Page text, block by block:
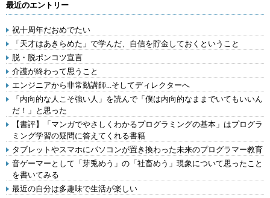
最近のエントリー
祝十周年だおめでたい
「天才はあきらめた」で学んだ、自信を貯金しておくということ
脱・脱ポンコツ宣言
介護が終わって思うこと
エンジニアから非常勤講師...そしてディレクターへ
「内向的な人こそ強い人」を読んで「僕は内向的なままでいてもいいん
だ！」と思った
【書評】「マンガでやさしくわかるプログラミングの基本」はプログラ
ミング学習の疑問に答えてくれる書籍
タブレットやスマホにパソコンが置き換わった未来のプログラマー教育
音ゲーマーとして「芽兎めう」の「社畜めう」現象について思ったこと
を書いてみる
最近の自分は多趣味で生活が楽しい